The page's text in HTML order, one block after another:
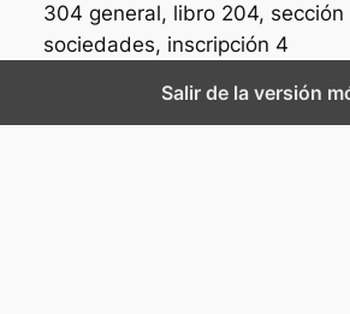
304 general, libro 204, sección
sociedades, inscripción 4
Salir de la versión